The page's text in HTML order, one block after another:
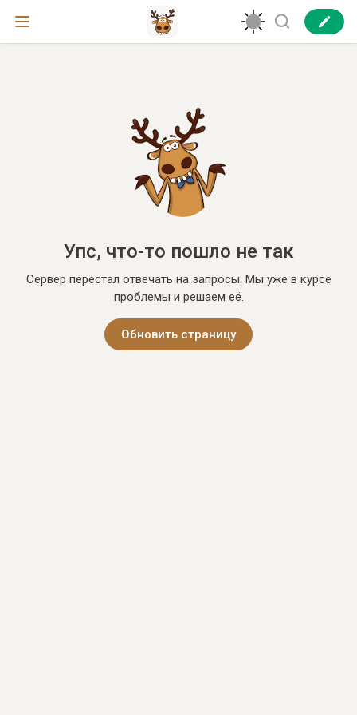
Упс, что-то пошло не так
Сервер перестал отвечать на запросы. Мы уже в курсе
проблемы и решаем её.
Обновить страницу